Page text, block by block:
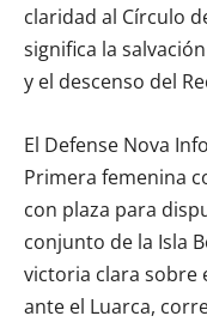
claridad al Círculo
significa la
y el descenso del
El Defense Nova
Primera femenina
con plaza para
conjunto de la Isla
victoria clara sobre
ante el Luarca,